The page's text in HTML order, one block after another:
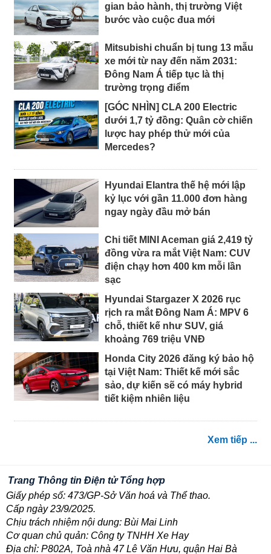
gian bảo hành, thị trường Việt
bước vào cuộc đua mới
Mitsubishi chuẩn bị tung 13 mẫu
xe mới từ nay đến năm 2031:
Đông Nam Á tiếp tục là thị
trường trọng điểm
[GÓC NHÌN] CLA 200 Electric
dưới 1,7 tỷ đồng: Quân cờ chiến
lược hay phép thử mới của
Mercedes?
Hyundai Elantra thế hệ mới lập
kỷ lục với gần 11.000 đơn hàng
ngay ngày đầu mở bán
Chi tiết MINI Aceman giá 2,419 tỷ
đồng vừa ra mắt Việt Nam: CUV
điện chạy hơn 400 km mỗi lần
sạc
Hyundai Stargazer X 2026 rục
rịch ra mắt Đông Nam Á: MPV 6
chỗ, thiết kế như SUV, giá
khoảng 769 triệu VNĐ
Honda City 2026 đăng ký bảo hộ
tại Việt Nam: Thiết kế mới sắc
sảo, dự kiến sẽ có máy hybrid
tiết kiệm nhiên liệu
Xem tiếp ...
Trang Thông tin Điện tử Tổng hợp
Giấy phép số: 473/GP-Sở Văn hoá và Thể thao.
Cấp ngày 23/9/2025.
Chịu trách nhiệm nội dung: Bùi Mai Linh
Cơ quan chủ quản: Công ty TNHH Xe Hay
Địa chỉ: P802A, Toà nhà 47 Lê Văn Hưu, quận Hai Bà